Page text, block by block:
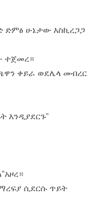
ድምፅ ሁኔታው እስኪረጋጋ
ተጀመረ።
ቀይራ ወደሌላ መብረር
እንዲያደርጉ”
ሲደርሱ ጥይት